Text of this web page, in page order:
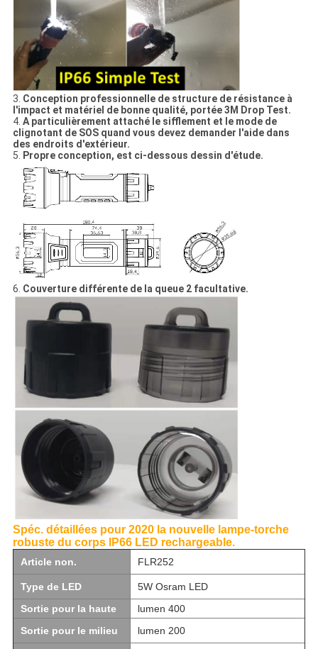
3. Conception professionnelle de structure de résistance à
l'impact et matériel de bonne qualité, portée 3M Drop Test.
4. A particulièrement attaché le sifflement et le mode de
clignotant de SOS quand vous devez demander l'aide dans
des endroits d'extérieur.
5. Propre conception, est ci-dessous dessin d'étude.
6. Couverture différente de la queue 2 facultative.
Spéc. détaillées pour 2020 la nouvelle lampe-torche
robuste du corps IP66 LED rechargeable.
Article non. FLR252
Type de LED
5W Osram LED
Sortie pour la haute
lumen 400
Sortie pour le milieu
lumen 200